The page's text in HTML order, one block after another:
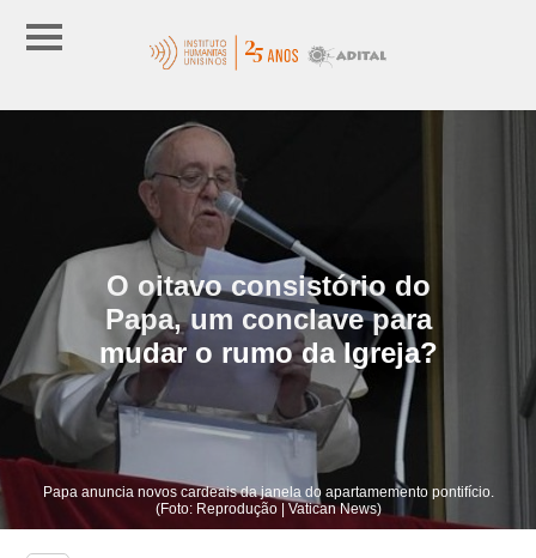
O oitavo consistório do
Papa, um conclave para
mudar o rumo da Igreja?
Papa anuncia novos cardeais da janela do apartamemento pontifício.
(Foto: Reprodução | Vatican News)